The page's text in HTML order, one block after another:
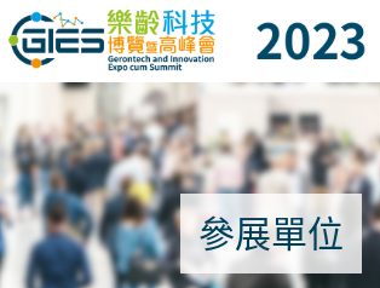
Date: Expo: 23-26 Nov 2023, Venue: Hall 1A-C, HKCEC
參展單位